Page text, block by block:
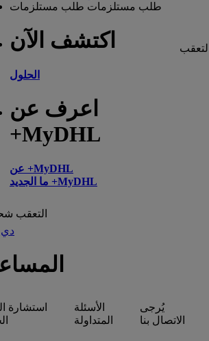
طلب مستلزمات طلب مستلزمات
اكتشف الآن
الحلول
اعرف عن
+MyDHL
عن +MyDHL
ما الجديد +MyDHL
التعقب
استشارة
الأسئلة
المتداولة
يُرجى
الاتصال بنا